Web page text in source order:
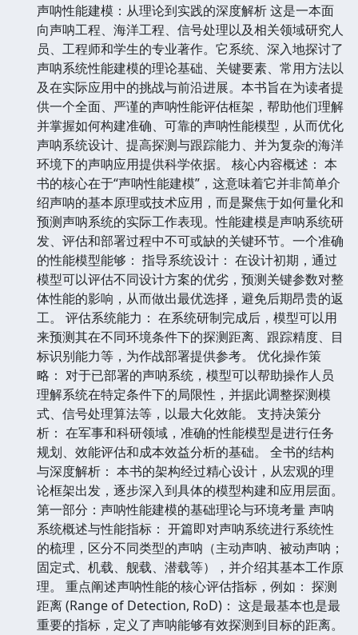
声呐性能建模：从理论到实践的深度解析 这是一本面
向声呐工程、海洋工程、信号处理以及相关领域研究人
员、工程师和学生的专业著作。它系统、深入地探讨了
声呐系统性能建模的理论基础、关键要素、常用方法以
及在实际应用中的挑战与前沿进展。本书旨在为读者提
供一个全面、严谨的声呐性能评估框架，帮助他们理解
并掌握如何构建准确、可靠的声呐性能模型，从而优化
声呐系统设计、提高探测与跟踪能力、并为复杂的海洋
环境下的声呐应用提供科学依据。 核心内容概述： 本
书的核心在于“声呐性能建模”，这意味着它并非简单介
绍声呐的基本原理或技术应用，而是聚焦于如何量化和
预测声呐系统的实际工作表现。性能建模是声呐系统研
发、评估和部署过程中不可或缺的关键环节。一个准确
的性能模型能够： 指导系统设计： 在设计初期，通过
模型可以评估不同设计方案的优劣，预测关键参数对整
体性能的影响，从而做出最优选择，避免后期昂贵的返
工。 评估系统能力： 在系统研制完成后，模型可以用
来预测其在不同环境条件下的探测距离、跟踪精度、目
标识别能力等，为作战部署提供参考。 优化操作策
略： 对于已部署的声呐系统，模型可以帮助操作人员
理解系统在特定条件下的局限性，并据此调整探测模
式、信号处理算法等，以最大化效能。 支持决策分
析： 在军事和科研领域，准确的性能模型是进行任务
规划、效能评估和成本效益分析的基础。 全书的结构
与深度解析： 本书的架构经过精心设计，从宏观的理
论框架出发，逐步深入到具体的模型构建和应用层面。
第一部分：声呐性能建模的基础理论与环境考量 声呐
系统概述与性能指标： 开篇即对声呐系统进行系统性
的梳理，区分不同类型的声呐（主动声呐、被动声呐；
固定式、机载、舰载、潜载等），并介绍其基本工作原
理。 重点阐述声呐性能的核心评估指标，例如： 探测
距离 (Range of Detection, RoD)： 这是最基本也是最
重要的指标，定义了声呐能够有效探测到目标的距离。